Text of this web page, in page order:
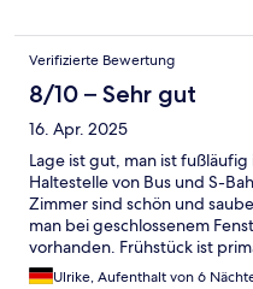
Verifizierte Bewertung
8/10 – Sehr gut
16. Apr. 2025
Lage ist gut, man ist
Haltestelle von Bus und S-
Zimmer sind schön und
man bei geschlossenem
vorhanden. Frühstück ist
Buffetform.
Ulrike, Aufenthalt von 6